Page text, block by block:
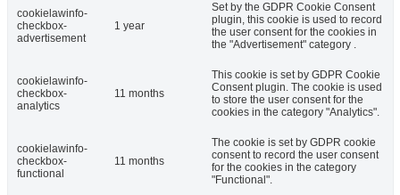
cookielawinfo-
checkbox-
advertisement
1 year
Set by the GDPR Cookie Consent
plugin, this cookie is used to record
the user consent for the cookies in
the "Advertisement" category .
cookielawinfo-
checkbox-
analytics
11 months
This cookie is set by GDPR Cookie
Consent plugin. The cookie is used
to store the user consent for the
cookies in the category "Analytics".
cookielawinfo-
checkbox-
functional
11 months
The cookie is set by GDPR cookie
consent to record the user consent
for the cookies in the category
"Functional".